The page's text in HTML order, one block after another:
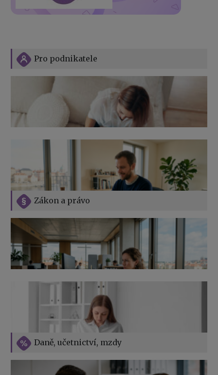
Daně, učetnictví, mzdy
Zákon a právo
Vše o překážkách v práci na straně zaměstnavatele
Pro podnikatele
Jak na podnikání při rodičovské dovolené
Přehledy pro OSSZ a zdravotní pojišťovny – jak na ně
v roce 2026